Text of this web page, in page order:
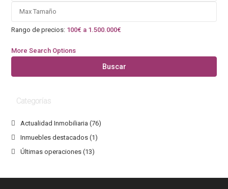
Rango de precios: 100€ a 1.500.000€
More Search Options
Buscar
Categorías
Actualidad Inmobiliaria (76)
Inmuebles destacados (1)
Últimas operaciones (13)